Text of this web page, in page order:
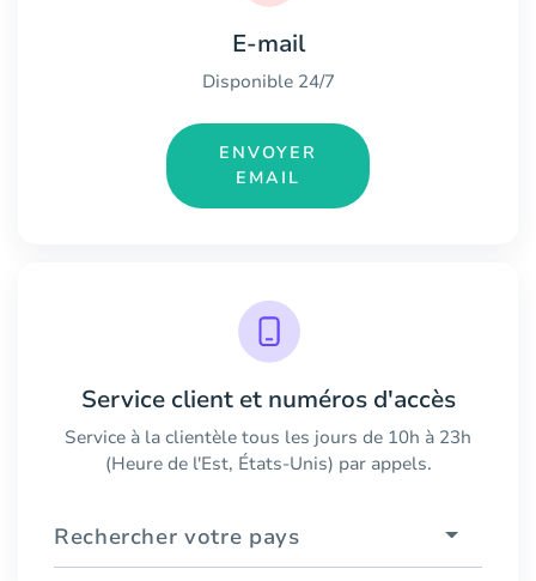
E-mail
Disponible 24/7
ENVOYER
EMAIL
Service client et numéros d'accès
Service à la clientèle tous les jours de 10h à 23h
(Heure de l'Est, États-Unis) par appels.
Rechercher votre pays